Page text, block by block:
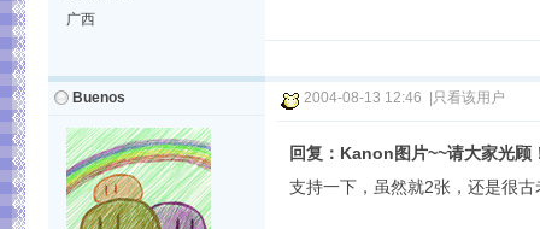
广西
Buenos 2004-08-13 12:46 只看该用户
回复：Kanon图片~~请大家光顾
支持一下，虽然就2张，还是很古